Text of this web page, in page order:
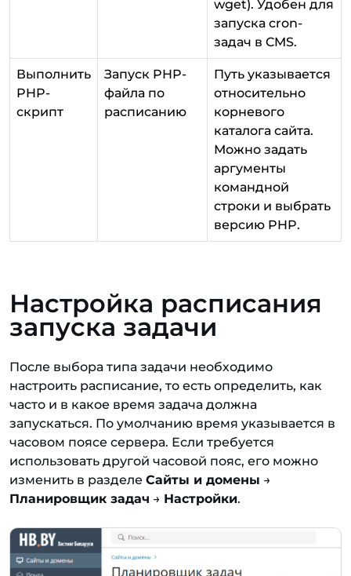
wget). Удобен для
запуска cron-
задач в CMS.
Выполнить
PHP-
скрипт
Запуск PHP-
файла по
расписанию
Путь указывается
относительно
корневого
каталога сайта.
Можно задать
аргументы
командной
строки и выбрать
версию PHP.
Настройка расписания
запуска задачи
После выбора типа задачи необходимо
настроить расписание, то есть определить, как
часто и в какое время задача должна
запускаться. По умолчанию время указывается в
часовом поясе сервера. Если требуется
использовать другой часовой пояс, его можно
изменить в разделе Сайты и домены →
Планировщик задач → Настройки.